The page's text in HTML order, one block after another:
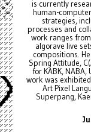
is currently
human-
strategies,
processes and
work ranges
algorave live
compositions.
Spring Attitude,
for KABK,
work was
Art Pixel
Superpang,